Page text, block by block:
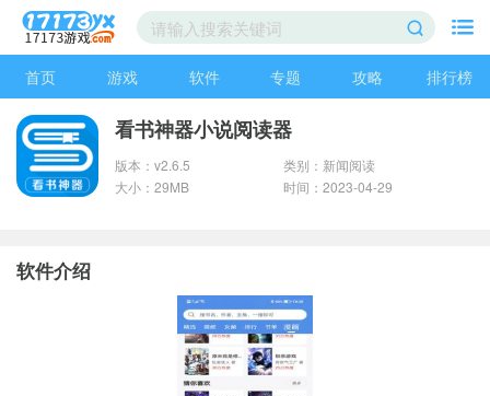
首页 游戏 软件 专题 攻略 排行榜
看书神器小说阅读器
版本：v2.6.5
类别：新闻阅读
大小：29MB
时间：2023-04-29
软件介绍